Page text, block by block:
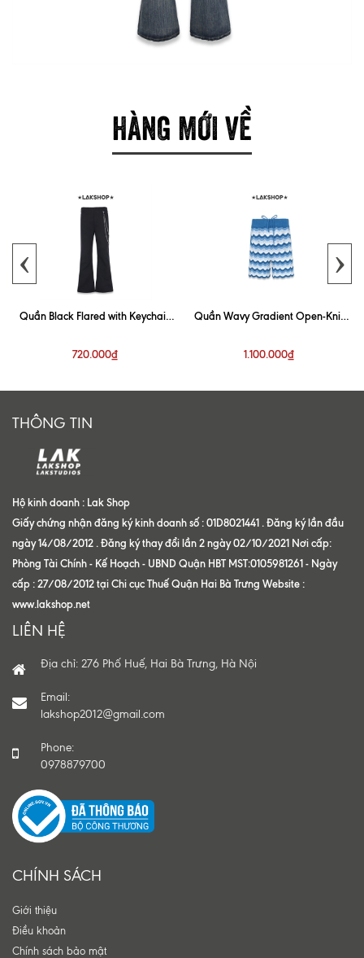
HÀNG MỚI VỀ
Quần Black Flared with Keychain
720.000₫
Quần Wavy Gradient Open-Knit
1.100.000₫
‹ ›
THÔNG TIN
Hộ kinh doanh : Lak Shop
Giấy chứng nhận đăng ký kinh doanh số : 01D8021441 . Đăng ký lần đầu
ngày 14/08/2012 . Đăng ký thay đổi lần 2 ngày 02/10/2021 Nơi cấp:
Phòng Tài Chính - Kế Hoạch - UBND Quận HBT MST:0105981261 - Ngày
cấp : 27/08/2012 tại Chi cục Thuế Quận Hai Bà Trưng Website :
www.lakshop.net
LIÊN HỆ
Địa chỉ: 276 Phố Huế, Hai Bà Trưng, Hà Nội
Email:
lakshop2012@gmail.com
Phone:
0978879700
CHÍNH SÁCH
Giới thiệu
Điều khoản
Chính sách bảo mật